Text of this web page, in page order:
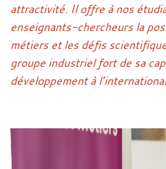
attractivité. Il offre à nos
enseignants-chercheurs la
métiers et les défis
groupe industriel fort de sa
développement à l’international